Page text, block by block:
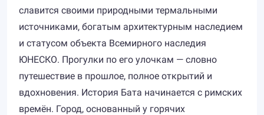
славится своими природными термальными
источниками, богатым архитектурным наследием
и статусом объекта Всемирного наследия
ЮНЕСКО. Прогулки по его улочкам — словно
путешествие в прошлое, полное открытий и
вдохновения. История Бата начинается с римских
времён. Город, основанный у горячих